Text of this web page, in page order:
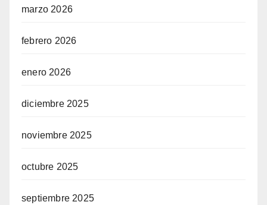
marzo 2026
febrero 2026
enero 2026
diciembre 2025
noviembre 2025
octubre 2025
septiembre 2025